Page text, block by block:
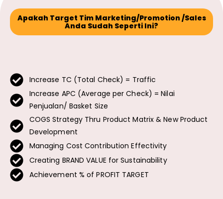
Apakah Target Tim Marketing/Promotion /Sales
Anda Sudah Seperti Ini?
Increase TC (Total Check) = Traffic
Increase APC (Average per Check) = Nilai
Penjualan/ Basket Size
COGS Strategy Thru Product Matrix & New Product
Development
Managing Cost Contribution Effectivity
Creating BRAND VALUE for Sustainability
Achievement % of PROFIT TARGET